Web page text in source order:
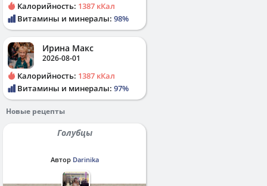
Калорийность: 1387 кКал
Витамины и минералы: 98%
Ирина Макс
2026-08-01
Калорийность: 1387 кКал
Витамины и минералы: 97%
Новые рецепты
Голубцы
Автор Darinika